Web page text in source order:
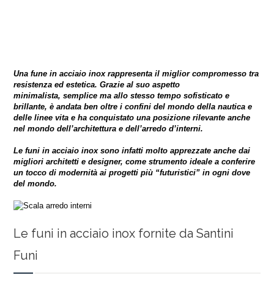
Una fune in acciaio inox rappresenta il miglior compromesso tra
resistenza ed estetica. Grazie al suo aspetto
minimalista, semplice ma allo stesso tempo sofisticato e
brillante, è andata ben oltre i confini del mondo della nautica e
delle linee vita e ha conquistato una posizione rilevante anche
nel mondo dell’architettura e dell’arredo d’interni.
Le funi in acciaio inox sono infatti molto apprezzate anche dai
migliori architetti e designer, come strumento ideale a conferire
un tocco di modernità ai progetti più “futuristici” in ogni dove
del mondo.
Le funi in acciaio inox fornite da Santini
Funi